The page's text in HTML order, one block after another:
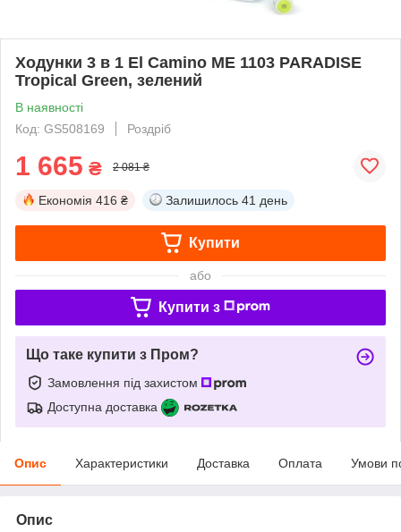
Ходунки 3 в 1 El Camino ME 1103 PARADISE
Tropical Green, зелений
В наявності
Код: GS508169
Роздріб
1 665 ₴ 2 081 ₴
Економія 416 ₴ Залишилось 41 день
Купити
або
Купити з
Що таке купити з Пром?
Замовлення під захистом
Доступна доставка
Опис Характеристики Доставка Оплата Умови
Опис